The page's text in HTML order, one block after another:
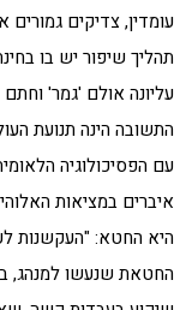
עומדין, צדיקים
תהליך שיפור יש בו
עליונה אולם 'גמר'
התשובה הינה תנועת
עם הפסיכולוגיה
איברים במציאות
היא החטא: "העקשנות
החטאת שנעשו למנהג,